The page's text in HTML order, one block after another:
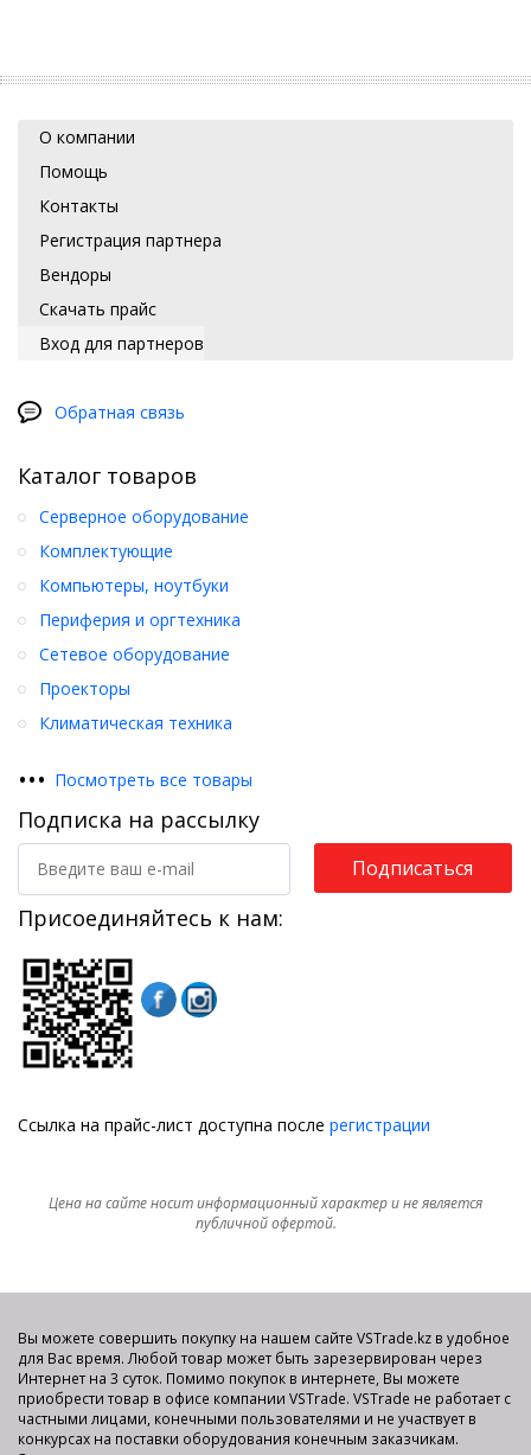
О компании
Помощь
Контакты
Регистрация партнера
Вендоры
Скачать прайс
Вход для партнеров
Обратная связь
Каталог товаров
Серверное оборудование
Комплектующие
Компьютеры, ноутбуки
Периферия и оргтехника
Сетевое оборудование
Проекторы
Климатическая техника
••• Посмотреть все товары
Подписка на рассылку
Подписаться
Присоединяйтесь к нам:
Ссылка на прайс-лист доступна после регистрации
Цена на сайте носит информационный характер и не является
публичной офертой.
Вы можете совершить покупку на нашем сайте VSTrade.kz в удобное
для Вас время. Любой товар может быть зарезервирован через
Интернет на 3 суток. Помимо покупок в интернете, Вы можете
приобрести товар в офисе компании VSTrade. VSTrade не работает с
частными лицами, конечными пользователями и не участвует в
конкурсах на поставки оборудования конечным заказчикам.